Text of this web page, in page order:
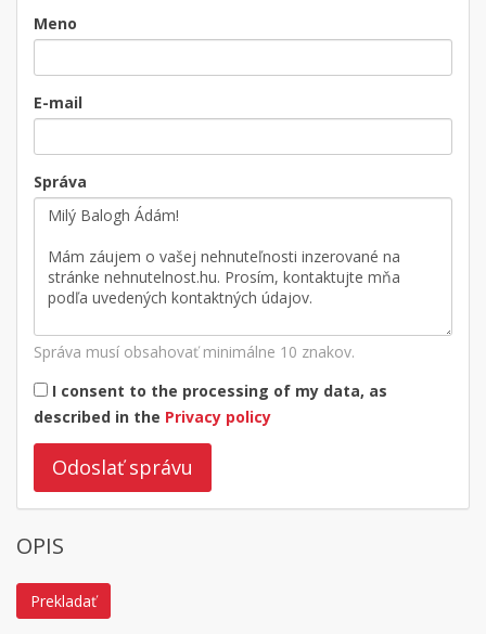
Meno
E-mail
Správa
Správa musí obsahovať minimálne 10 znakov.
I consent to the processing of my data, as
described in the Privacy policy
Odoslať správu
OPIS
Prekladať